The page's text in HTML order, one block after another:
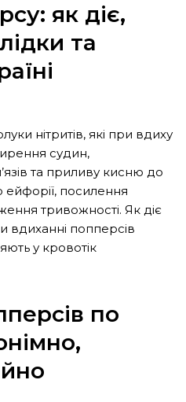
як діє,
та
нітритів, які при вдиху
судин,
та приливу кисню до
посилення
тривожності. Як діє
вдиханні попперсів
у кровотік
по